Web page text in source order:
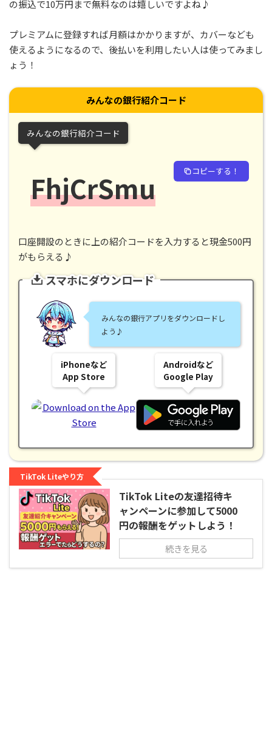
の振込で10万円まで無料なのは嬉しいですよね♪
プレミアムに登録すれば月額はかかりますが、カバーなども
使えるようになるので、後払いを利用したい人は使ってみまし
ょう！
みんなの銀行紹介コード
みんなの銀行紹介コード
FhjCrSmu コピーする！
口座開設のときに上の紹介コードを入力すると現金500円
がもらえる♪
スマホにダウンロード
みんなの銀行アプリをダウンロードし
よう♪
iPhoneなど
App Store
Androidなど
Google Play
TikTok Liteやり方
TikTok Liteの友達招待キ
ャンペーンに参加して5000
円の報酬をゲットしよう！
続きを見る